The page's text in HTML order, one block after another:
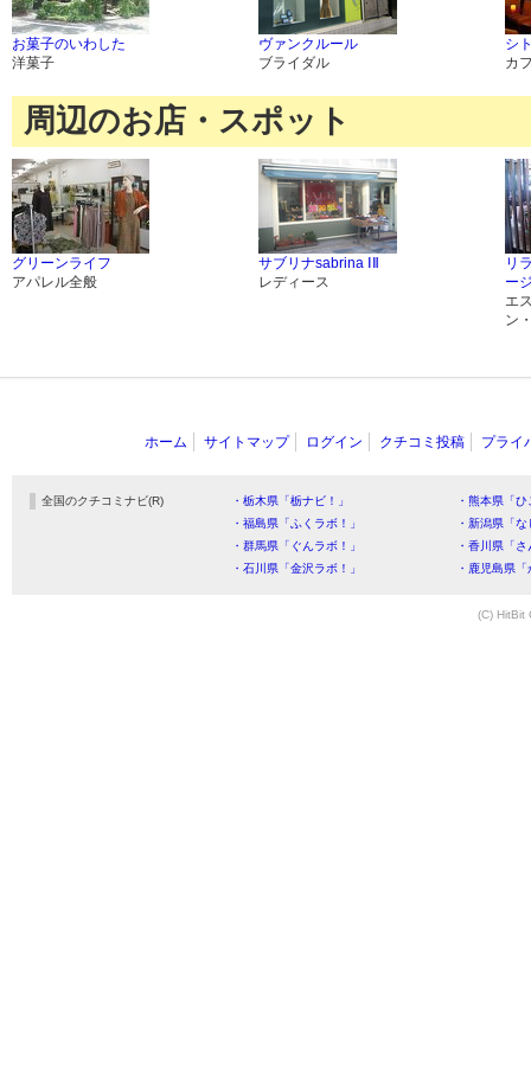
お菓子のいわした
洋菓子
ヴァンクルール
ブライダル
シ
カ
周辺のお店・スポット
グリーンライフ
アパレル全般
サブリナsabrina ⅠⅡ
レディース
リ
ー
エ
ン
ホーム サイトマップ ログイン クチコミ投稿 プライ
全国のクチコミナビ(R) ・栃木県「栃ナビ！」
・熊本県「
・福島県「ふくラボ！」
・新潟県「
・群馬県「ぐんラボ！」
・香川県「
・石川県「金沢ラボ！」
・鹿児島県
(C) HitBit